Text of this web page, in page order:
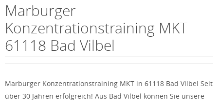
Marburger
Konzentrationstraining MKT
61118 Bad Vilbel
Marburger Konzentrationstraining MKT in 61118 Bad Vilbel Seit
über 30 Jahren erfolgreich! Aus Bad Vilbel können Sie unsere